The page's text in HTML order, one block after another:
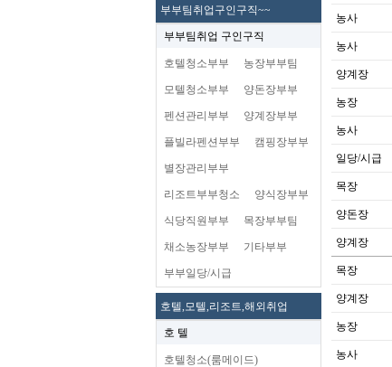
부부팀취업구인구직~~
부부팀취업 구인구직
호텔청소부부 농장부부팀
모텔청소부부 양돈장부부
펜션관리부부 양계장부부
플빌라펜션부부 캠핑장부부
별장관리부부
리조트부부청소 양식장부부
식당직원부부 목장부부팀
채소농장부부 기타부부
부부일당/시급
호텔,모텔,리조트,해외취업
호 텔
호텔청소(룸메이드)
농사
농사
양계장
농장
농사
일당/시급
목장
양돈장
양계장
목장
양계장
농장
농사